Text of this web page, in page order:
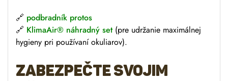
🔗 podbradník protos
🔗 KlimaAir® náhradný set(pre udržanie maximálnej
hygieny pri používaní okuliarov).
ZABEZPEČTE SVOJIM